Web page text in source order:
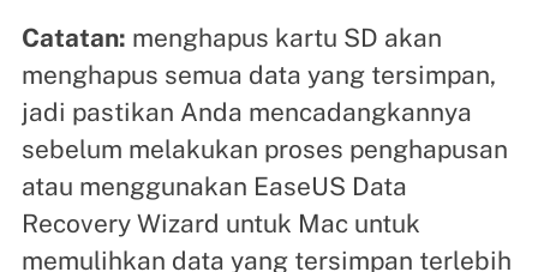
Catatan: menghapus kartu SD akan
menghapus semua data yang tersimpan,
jadi pastikan Anda mencadangkannya
sebelum melakukan proses penghapusan
atau menggunakan EaseUS Data
Recovery Wizard untuk Mac untuk
memulihkan data yang tersimpan terlebih